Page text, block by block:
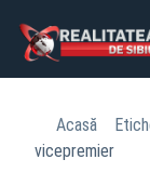
Acasă
vicepremier